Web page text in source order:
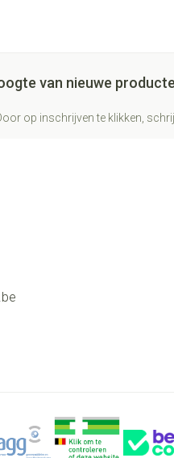
van nieuwe
op inschrijven te klikken,